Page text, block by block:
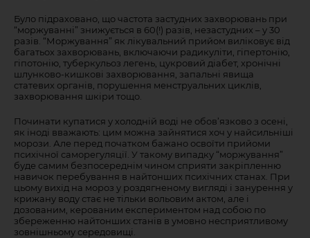
Було підраховано, що частота застудних захворювань при
“моржуванні” знижується в 60(!) разів, незастудних – у 30
разів. “Моржування” як лікувальний прийом виліковує від
багатьох захворювань, включаючи радикуліти, гіпертонію,
гіпотонію, туберкульоз легень, цукровий діабет, хронічні
шлунково-кишкові захворювання, запальні явища
статевих органів, порушення менструальних циклів,
захворювання шкіри тощо.
Починати купатися у холодній воді не обов’язково з осені,
як іноді вважають: цим можна зайнятися хоч у найсильніші
морози. Але перед початком бажано освоїти прийоми
психічної саморегуляції. У такому випадку “моржування”
буде самим безпосереднім чином сприяти закріпленню
навичок перебування в найтонших психічних станах. При
цьому вихід на мороз у роздягненому вигляді і занурення у
крижану воду стає не тільки вольовим актом, але і
дозованим, керованим експериментом над собою по
збереженню найтонших станів в умовно несприятливому
зовнішньому середовищі.